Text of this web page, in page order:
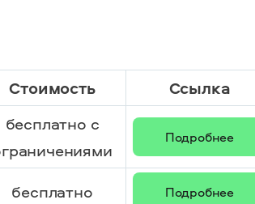
Стоимость Ссылка
бесплатно с
Подробнее
бесплатно Подробнее